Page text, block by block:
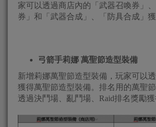
家可以透過商店內的「武器召喚券」
券」和「武器合成」、「防具合成」獲
弓箭手莉娜 萬聖節造型裝備
新增莉娜萬聖節造型裝備，玩家可以
獲得萬聖節造型裝備。排名用的萬聖
透過決鬥場、亂鬥場、Raid排名獎勵獲